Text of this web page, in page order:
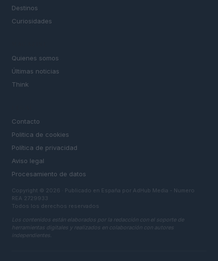
Destinos
Curiosidades
Quienes somos
Últimas noticias
Think
Contacto
Politica de cookies
Política de privacidad
Aviso legal
Procesamiento de datos
Copyright © 2026 · Publicado en España por AdHub Media - Numero
REA 2729933
Todos los derechos reservados
Los contenidos están elaborados por la redacción con el soporte de
herramientas digitales y realizados en colaboración con autores
independientes.